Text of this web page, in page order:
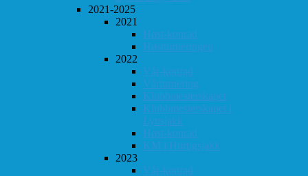
2021-2025
2021
Høst-konrad
Høstturneringen
2022
Vår-konrad
Vårturnering
Klubbmesterskapet
Klubbmesterskapet i
Lynsjakk
Høst-konrad
KM i Hurtigsjakk
2023
Vår-konrad